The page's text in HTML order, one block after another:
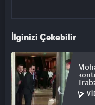
İlginizi Çekebilir